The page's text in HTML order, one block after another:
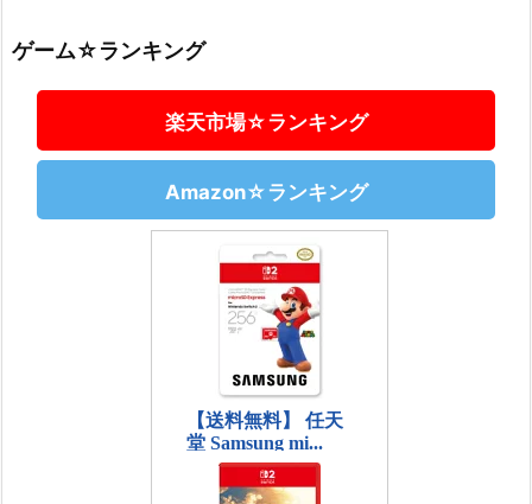
ゲーム☆ランキング
楽天市場☆ランキング
Amazon☆ランキング